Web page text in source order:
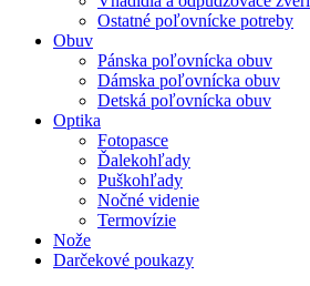
Ostatné poľovnícke potreby
Obuv
Pánska poľovnícka obuv
Dámska poľovnícka obuv
Detská poľovnícka obuv
Optika
Fotopasce
Ďalekohľady
Puškohľady
Nočné videnie
Termovízie
Nože
Darčekové poukazy